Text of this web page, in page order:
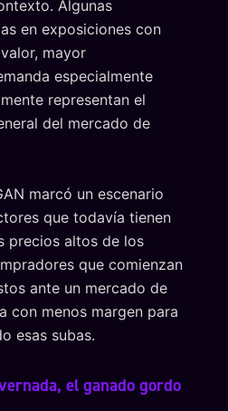
Algunas
en exposiciones con
mayor
especialmente
representan el
del mercado de
marcó un escenario
que todavía tienen
precios altos de los
que comienzan
ante un mercado de
con menos margen para
esas subas.
el ganado gordo